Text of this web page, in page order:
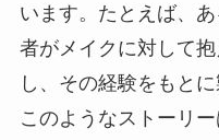
います。たとえば、
者がメイクに対して
し、その経験をもと
このようなストーリ